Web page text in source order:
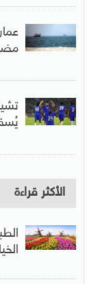
الأكثر قراءة